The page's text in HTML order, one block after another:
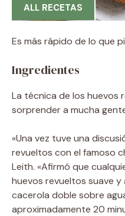
ALL RECETAS
Es más rápido de lo que
Ingredientes
La técnica de los huevos
sorprender a mucha
«Una vez tuve una
revueltos con el famoso
Leith. «Afirmó que
huevos revueltos suave
cacerola doble sobre
aproximadamente 20